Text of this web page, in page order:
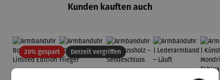
Kunden kauften auch
20% gespartRabattDerzeit vergriffen